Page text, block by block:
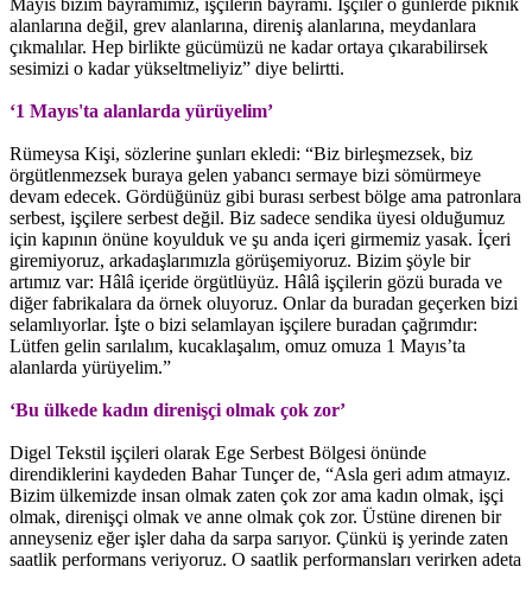
alanlarına değil, grev alanlarına, direniş alanlarına, meydanlara
çıkmalılar. Hep birlikte gücümüzü ne kadar ortaya çıkarabilirsek
sesimizi o kadar yükseltmeliyiz” diye belirtti.
‘1 Mayıs'ta alanlarda yürüyelim’
Rümeysa Kişi, sözlerine şunları ekledi: “Biz birleşmezsek, biz
örgütlenmezsek buraya gelen yabancı sermaye bizi sömürmeye
devam edecek. Gördüğünüz gibi burası serbest bölge ama patronlara
serbest, işçilere serbest değil. Biz sadece sendika üyesi olduğumuz
için kapının önüne koyulduk ve şu anda içeri girmemiz yasak. İçeri
giremiyoruz, arkadaşlarımızla görüşemiyoruz. Bizim şöyle bir
artımız var: Hâlâ içeride örgütlüyüz. Hâlâ işçilerin gözü burada ve
diğer fabrikalara da örnek oluyoruz. Onlar da buradan geçerken bizi
selamlıyorlar. İşte o bizi selamlayan işçilere buradan çağrımdır:
Lütfen gelin sarılalım, kucaklaşalım, omuz omuza 1 Mayıs’ta
alanlarda yürüyelim.”
‘Bu ülkede kadın direnişçi olmak çok zor’
Digel Tekstil işçileri olarak Ege Serbest Bölgesi önünde
direndiklerini kaydeden Bahar Tunçer de, “Asla geri adım atmayız.
Bizim ülkemizde insan olmak zaten çok zor ama kadın olmak, işçi
olmak, direnişçi olmak ve anne olmak çok zor. Üstüne direnen bir
anneyseniz eğer işler daha da sarpa sarıyor. Çünkü iş yerinde zaten
saatlik performans veriyoruz. O saatlik performansları verirken adeta